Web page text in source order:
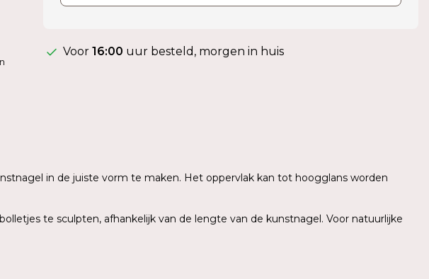
Voor 16:00 uur besteld, morgen in huis
in de juiste vorm te maken. Het oppervlak kan tot hoogglans worden
te sculpten, afhankelijk van de lengte van de kunstnagel. Voor natuurlijke